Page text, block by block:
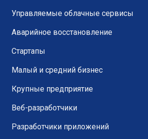
Управляемые облачные сервисы
Аварийное восстановление
Стартапы
Малый и средний бизнес
Крупные предприятие
Веб-разработчики
Разработчики приложений